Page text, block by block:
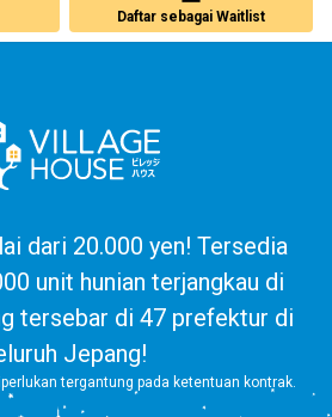
Daftar sebagai Waitlist
dari 20.000 yen! Tersedia
unit hunian terjangkau di
tersebar di 47 prefektur di
Jepang!
tergantung pada ketentuan kontrak.